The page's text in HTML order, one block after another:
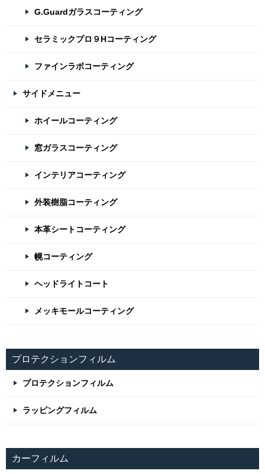
G.Guardガラスコーティング
セラミックプロ９Hコーティング
ファインラボコーティング
サイドメニュー
ホイールコーティング
窓ガラスコーティング
インテリアコーティング
外装樹脂コーティング
本革シートコーティング
幌コーティング
ヘッドライトコート
メッキモールコーティング
プロテクションフィルム
プロテクションフィルム
ラッピングフィルム
カーフィルム